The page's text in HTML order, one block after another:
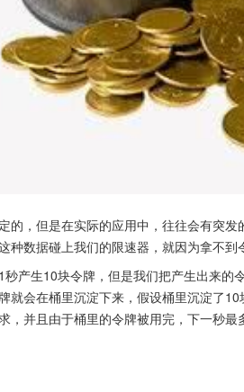
的，但是在实际的应用中，往往会有突
种数据碰上我们的限速器，就因为拿不到
产生10块令牌，但是我们把产生出来的
就会在桶里沉淀下来，假设桶里沉淀了
，并且由于桶里的令牌被用完，下一秒